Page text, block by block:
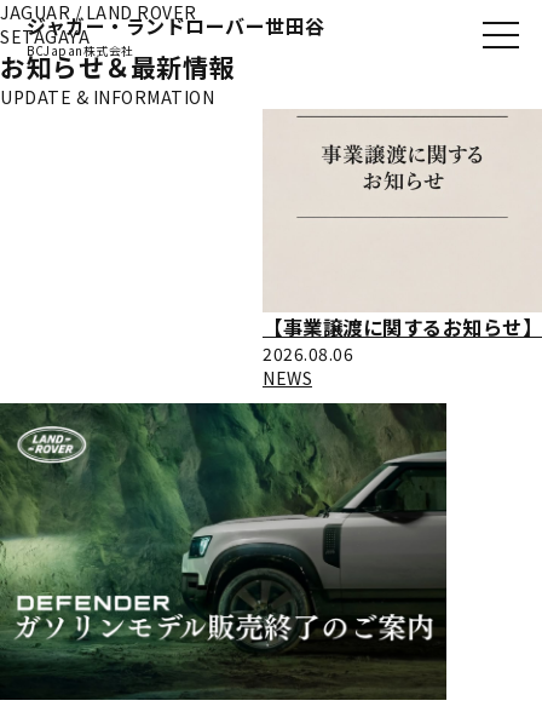
ジャガー・ランドローバー世田谷
BCJapan株式会社
JAGUAR / LAND ROVER
SETAGAYA
お知らせ＆最新情報
UPDATE & INFORMATION
【事業譲渡に関するお知らせ】
2026.08.06
NEWS